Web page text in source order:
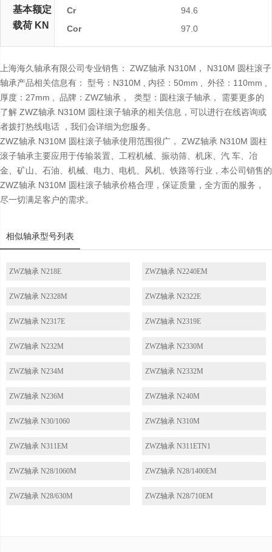
基本额定
载荷 KN
Cr
94.6
Cor
97.0
上海海久轴承有限公司专业销售： ZWZ轴承 N310M， N310M 圆柱滚子
轴承产品相关信息有： 型号：N310M , 内径：50mm , 外径：110mm ,
厚度：27mm , 品牌：ZWZ轴承， 类型：圆柱滚子轴承， 需要更多的
了解 ZWZ轴承 N310M 圆柱滚子轴承的相关信息，可以进行在线咨询或
者拨打热线电话 ，我们会详细为您服务。
ZWZ轴承 N310M 圆柱滚子轴承使用范围很广， ZWZ轴承 N310M 圆柱
滚子轴承主要应用于传输装置、工程机械、振动筛、机床、汽 车、冶
金、矿山、石油、机械、电力、电机、风机、铁路等行业，本公司销售的
ZWZ轴承 N310M 圆柱滚子轴承价格合理，保证质量，全方面的服务，
尽一切满足客户的需求。
相似轴承型号列表
ZWZ轴承 N218E ZWZ轴承 N2240EM
ZWZ轴承 N2328M ZWZ轴承 N2322E
ZWZ轴承 N2317E ZWZ轴承 N2319E
ZWZ轴承 N232M ZWZ轴承 N2330M
ZWZ轴承 N234M ZWZ轴承 N2332M
ZWZ轴承 N236M ZWZ轴承 N240M
ZWZ轴承 N30/1060 ZWZ轴承 N310M
ZWZ轴承 N311EM ZWZ轴承 N311ETN1
ZWZ轴承 N28/1060M ZWZ轴承 N28/1400EM
ZWZ轴承 N28/630M ZWZ轴承 N28/710EM